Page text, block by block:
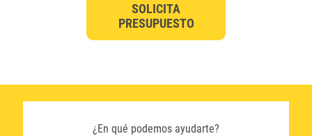
SOLICITA
PRESUPUESTO
¿En qué podemos ayudarte?